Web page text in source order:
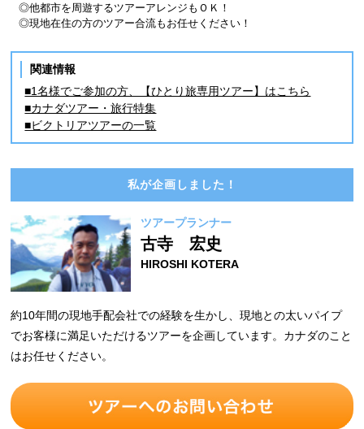
◎他都市を周遊するツアーアレンジもＯＫ！
◎現地在住の方のツアー合流もお任せください！
関連情報
■1名様でご参加の方、【ひとり旅専用ツアー】はこちら
■カナダツアー・旅行特集
■ビクトリアツアーの一覧
私が企画しました！
ツアープランナー
古寺 宏史
HIROSHI KOTERA
約10年間の現地手配会社での経験を生かし、現地との太いパイプ
でお客様に満足いただけるツアーを企画しています。カナダのこと
はお任せください。